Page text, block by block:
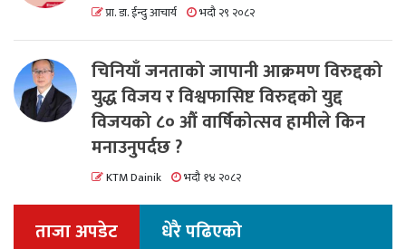
प्रा. डा. ईन्दु आचार्य भदौ २९ २०८२
चिनियाँ जनताको जापानी आक्रमण विरुद्दको
युद्ध विजय र विश्वफासिष्ट विरुद्दको युद्द
विजयको ८० औं वार्षिकोत्सव हामीले किन
मनाउनुपर्दछ ?
KTM Dainik भदौ १४ २०८२
ताजा अपडेट धेरै पढिएको